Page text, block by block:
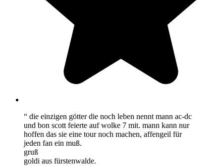
“ die einzigen götter die noch leben nennt mann ac-dc
und bon scott feierte auf wolke 7 mit. mann kann nur
hoffen das sie eine tour noch machen, affengeil für
jeden fan ein muß.
gruß
goldi aus fürstenwalde.